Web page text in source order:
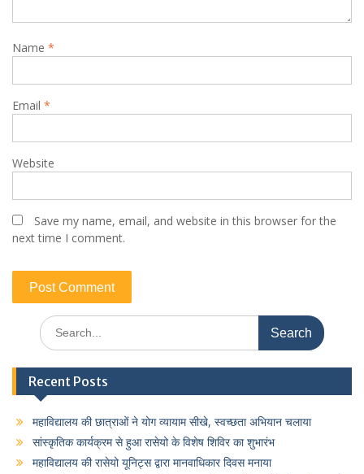
Name *
Email *
Website
Save my name, email, and website in this browser for the
next time I comment.
Search
for:
Recent Posts
महाविद्यालय की छात्राओं ने योग व्यायाम सीखे, स्वच्छता अभियान चलाया
सांस्कृतिक कार्यक्रम से हुआ रासेयो के विशेष शिविर का शुभारंभ
महाविद्यालय की रासेयो यूनिट्स द्वारा मानवाधिकार दिवस मनाया